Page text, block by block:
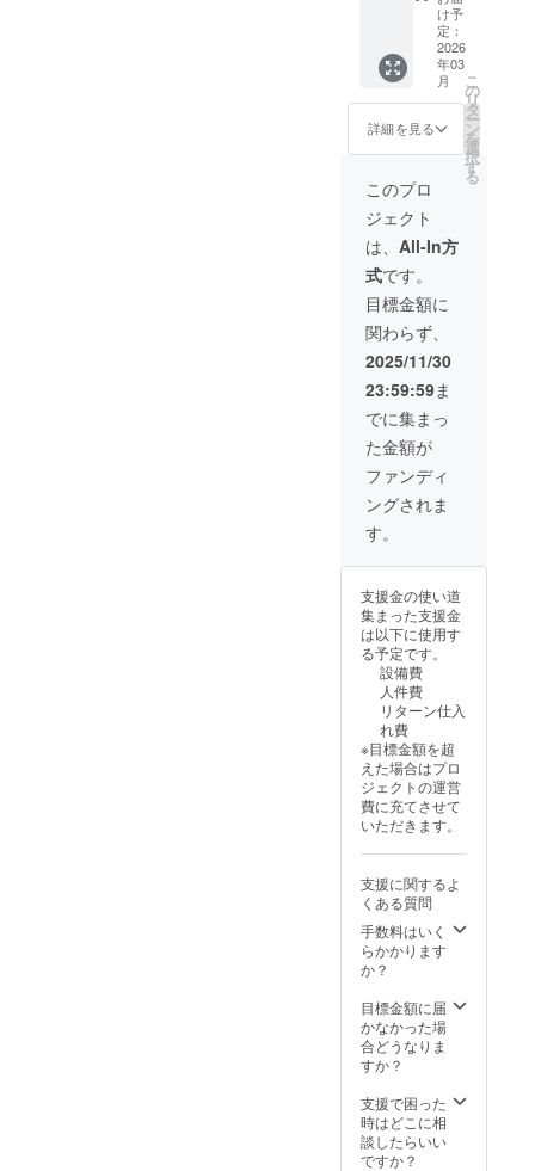
なただ
けの
「量子
分岐証
書」：
あなた
て新し
い宇宙
が創造
された
こと
を、シ
リアル
ナン
バー入
りで証
明す
る、世
界に一
つだけ
のデジ
タル証
明書を
発行し
セージ
をお送
りしま
す。 ア
プリの
先行ダ
ウン
ロード
権：完
成した
アプリ
を、一
般公開
前に誰
よりも
早くお
届けし
ます。
アプリ
提供 あ
なただ
けの
「量子
分岐証
明
書」：
あなた
て新し
が創造
された
こと
を、シ
リアル
ナン
バー入
明す
る、世
界に一
つだけ
のデジ
タル証
発行し
ます。
支援
時、必
ず備考
欄に掲
載を希
望され
るお名
前をご
記入く
ださい
装置の
処理が
優先的
に行わ
れます
（ス
テータ
ス
Admin)
感謝の
メッ
セー
ジ：開
発チー
ムか
ら、心
からの
セージ
りしま
す。 ア
プリの
先行ダ
ウン
ロード
権：完
アプリ
を、一
般公開
前に誰
よりも
早くお
ます。
アプリ
提供 あ
なただ
けの
分岐証
明
書」：
あなた
によっ
て新し
い宇宙
が創造
年/4月
より順
次ご提
供） 詳
しくは
詳細
ページ
の筋肉
verをご
確認く
ださ
い！ ア
プリ内
クレ
ジット
（ex,ひ
とみす
ず「株
式会社
オモイ
デ」）
にお名
前と20
字以内
のお好
きな言
葉を大
載期
業が存
続する
限り掲
載 ・掲
載方
法：文
字のみ
事項：
支援
時、必
ず備考
欄に掲
載を希
るお名
前をご
記入く
ださい
装置の
優先的
に行わ
れます
（ス
ス
Admin)
感謝の
メッ
け予
定：
2026
年03
月
詳細を見る
こ
の
リ
タ
ー
ン
を
選
択
す
る
このプロ
ジェクト
は、 All-In方
式です。
目標金額に
関わらず、
2025/11/30
23:59:59ま
でに集まっ
た金額が
ファンディ
ングされま
す。
支援金の使い道
集まった支援金
は以下に使用す
る予定です。
設備費
人件費
リターン仕入
れ費
※目標金額を超
えた場合はプロ
ジェクトの運営
費に充てさせて
いただきます。
支援に関するよ
くある質問
手数料はいく
らかかります
か？
目標金額に届
かなかった場
合どうなりま
すか？
支援で困った
時はどこに相
談したらいい
ですか？